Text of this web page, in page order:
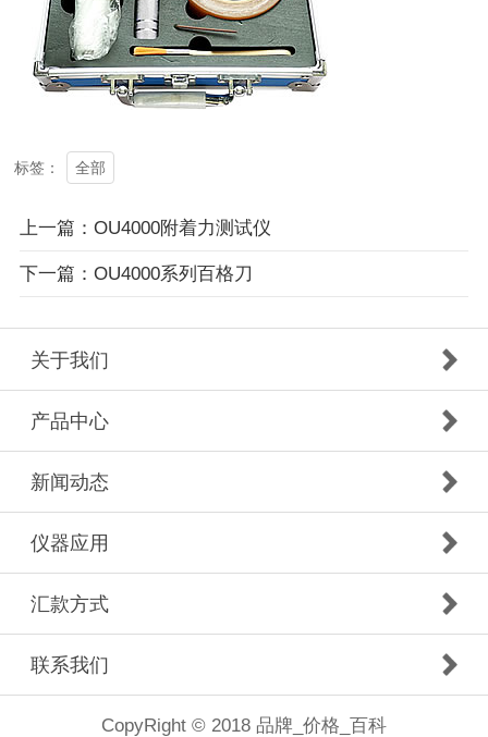
标签： 全部
上一篇：OU4000附着力测试仪
下一篇：OU4000系列百格刀
关于我们
产品中心
新闻动态
仪器应用
汇款方式
联系我们
CopyRight © 2018 品牌_价格_百科